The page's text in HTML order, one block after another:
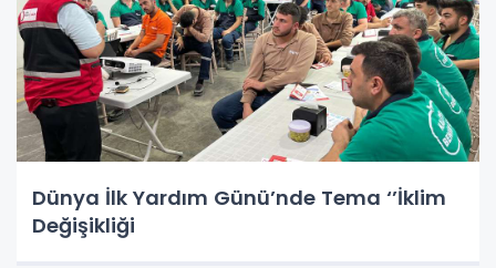
​​​​​​​Dünya İlk Yardım Günü’nde Tema ‘’İklim
Değişikliği